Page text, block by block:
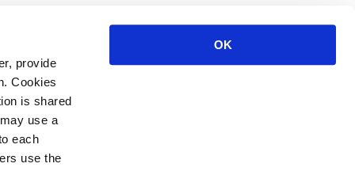
provide
Cookies
is shared
use a
each
use the
OK